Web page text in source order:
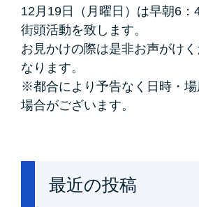
12月19日（月曜日）は早朝6：
街頭活動を致します。
お見かけの際は是非お声がけ
なります。
※都合により予告なく日時・場
場合がございます。
最近の投稿